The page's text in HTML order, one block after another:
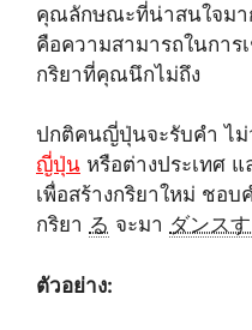
คุณลักษณะที่น่าสนใจมา
คือความสามารถในการ
กริยาที่คุณนึกไม่ถึง
ปกติคนญี่ปุ่นจะรับคำ ไม่
ญี่ปุ่น หรือต่างประเทศ แ
เพื่อสร้างกริยาใหม่ ชอบ
กริยา る จะมา ダンス
ตัวอย่าง: